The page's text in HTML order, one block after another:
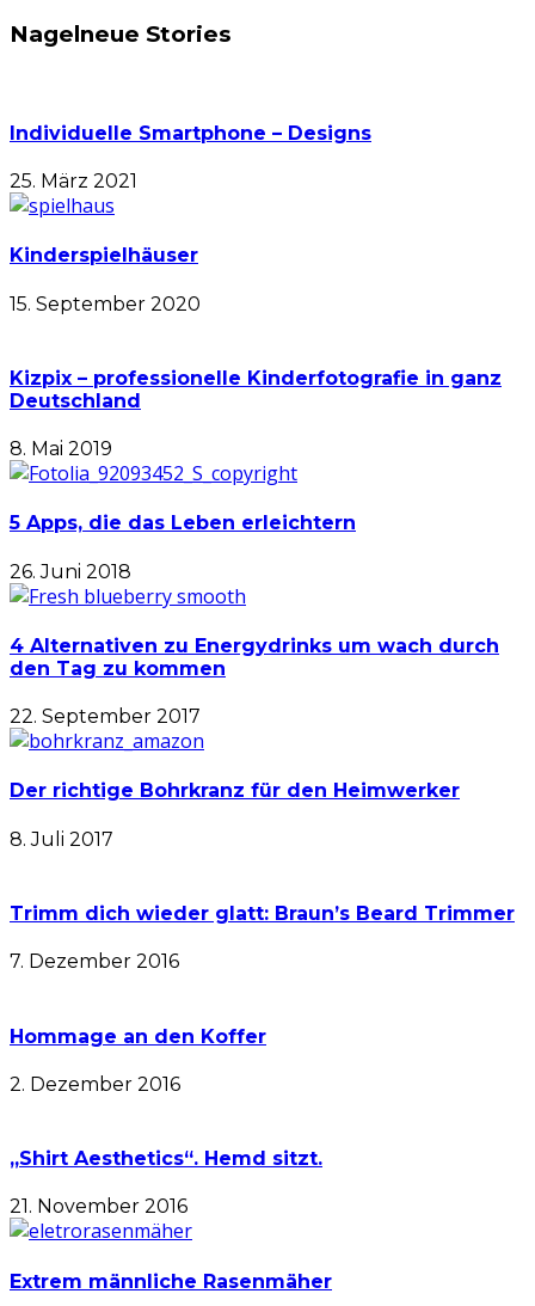
Nagelneue Stories
Individuelle Smartphone – Designs
25. März 2021
Kinderspielhäuser
15. September 2020
Kizpix – professionelle Kinderfotografie in ganz
Deutschland
8. Mai 2019
5 Apps, die das Leben erleichtern
26. Juni 2018
4 Alternativen zu Energydrinks um wach durch
den Tag zu kommen
22. September 2017
Der richtige Bohrkranz für den Heimwerker
8. Juli 2017
Trimm dich wieder glatt: Braun’s Beard Trimmer
7. Dezember 2016
Hommage an den Koffer
2. Dezember 2016
„Shirt Aesthetics“. Hemd sitzt.
21. November 2016
Extrem männliche Rasenmäher